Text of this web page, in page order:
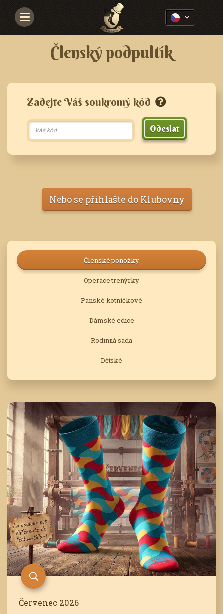
Navigace
Členský podpultík
Zadejte Váš soukromý kód
Odeslat
Nebo se přihlašte do Klubovny
Členské ponožky
Operace trenýrky
Pánské kotníčkové
Dámské edice
Rodinná sada
Dětské
Červenec 2026